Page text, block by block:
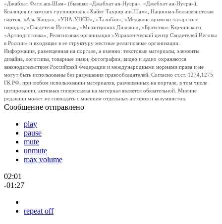
«Джабхат Фатх аш-Шам» (бывшая «Джабхат ан-Нусра», «Джебхат ан-Нусра»),
Коалиция исламских группировок «Хайят Тахрир аш-Шам», Национал-Большевистская
партия, «Аль-Каида», «УНА-УНСО», «Талибан», «Меджлис крымско-татарского
народа», «Свидетели Иеговы», «Мизантропик Дивижн», «Братство» Корчинского,
«Артподготовка», Религиозная организация «Управленческий центр Свидетелей Иеговы
в России» и входящие в ее структуру местные религиозные организации.
Информация, размещенная на портале, а именно: текстовые материалы, элементы
дизайна, логотипы, товарные знаки, фотографии, видео и аудио охраняются
законодательством Российской Федерации и международными нормами права и не
могут быть использованы без разрешения правообладателей. Согласно ст.ст. 1274,1275
ГК РФ, при любом использовании материалов, размещенных на портале, в том числе
цитировании, активная гиперссылка на материал является обязательной. Мнение
редакции может не совпадать с мнением отдельных авторов и колумнистов.
Сообщение отправлено
play
pause
mute
unmute
max volume
02:01
-01:27
repeat off